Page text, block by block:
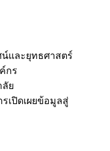
และยุทธศาสตร์
กร
ย
รเปิดเผยข้อมูลสู่